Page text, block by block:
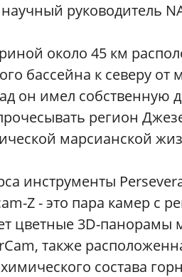
руководитель
около 45 км
бассейна к северу
он имел собственную
регион
марсианской
инструменты
Z - это пара камер с
цветные 3D-панорамы
также
состава